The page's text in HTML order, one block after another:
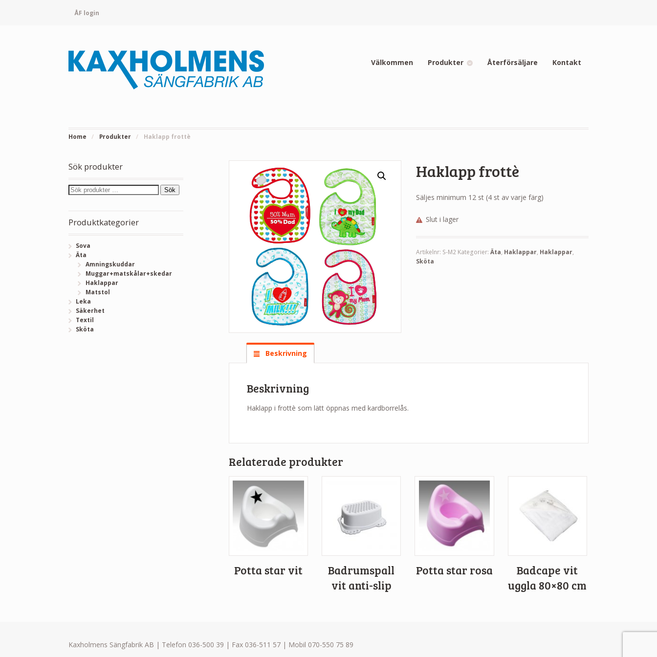
ÅF login
Välkommen Produkter Återförsäljare Kontakt
Home / Produkter / Haklapp frottè
Haklapp frottè
Säljes minimum 12 st (4 st av varje färg)
Slut i lager
Artikelnr: S-M2 Kategorier: Äta, Haklappar, Haklappar,
Sköta
Beskrivning
Beskrivning
Haklapp i frottè som lätt öppnas med kardborrelås.
Relaterade produkter
Potta star vit
Badrumspall
vit anti-slip
Potta star rosa
Badcape vit
uggla 80×80 cm
Sök produkter
Sök
Produktkategorier
Sova
Äta
Amningskuddar
Muggar+matskålar+skedar
Haklappar
Matstol
Leka
Säkerhet
Textil
Sköta
Kaxholmens Sängfabrik AB | Telefon 036-500 39 | Fax 036-511 57 | Mobil 070-550 75 89